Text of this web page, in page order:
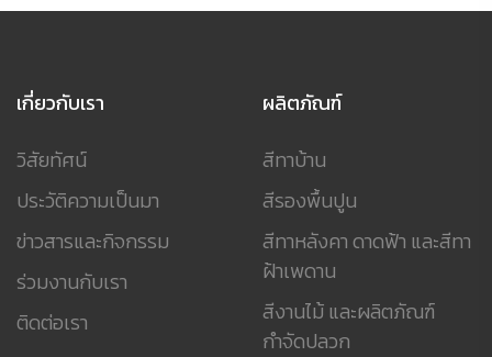
เกี่ยวกับเรา
วิสัยทัศน์
ประวัติความเป็นมา
ข่าวสารและกิจกรรม
ร่วมงานกับเรา
ติดต่อเรา
ผลิตภัณฑ์
สีทาบ้าน
สีรองพื้นปูน
สีทาหลังคา ดาดฟ้า และสีทา
ฝ้าเพดาน
สีงานไม้ และผลิตภัณฑ์
กำจัดปลวก